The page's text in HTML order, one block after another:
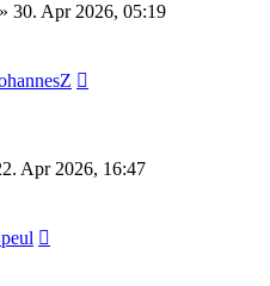
» 30. Apr 2026, 05:19
Apr 2026, 16:47